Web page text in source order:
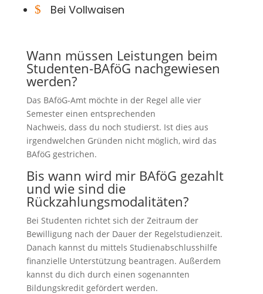
$ Bei Vollwaisen
Wann müssen Leistungen beim
Studenten-BAföG nachgewiesen
werden?
Das BAföG-Amt möchte in der Regel alle vier
Semester einen entsprechenden
Nachweis, dass du noch studierst. Ist dies aus
irgendwelchen Gründen nicht möglich, wird das
BAföG gestrichen.
Bis wann wird mir BAföG gezahlt
und wie sind die
Rückzahlungsmodalitäten?
Bei Studenten richtet sich der Zeitraum der
Bewilligung nach der Dauer der Regelstudienzeit.
Danach kannst du mittels Studienabschlusshilfe
finanzielle Unterstützung beantragen. Außerdem
kannst du dich durch einen sogenannten
Bildungskredit gefördert werden.